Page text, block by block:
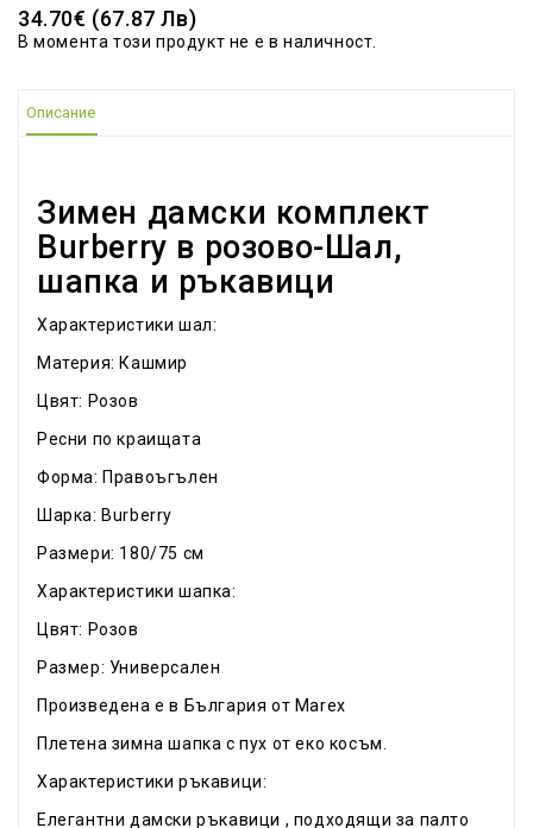
34.70€ (67.87 Лв)
В момента този продукт не е в наличност.
Описание
Зимен дамски комплект
Burberry в розово-Шал,
шапка и ръкавици
Характеристики шал:
Материя: Кашмир
Цвят: Розов
Ресни по краищата
Форма: Правоъгълен
Шарка: Burberry
Размери: 180/75 см
Характеристики шапка:
Цвят: Розов
Размер: Универсален
Произведена е в България от Marex
Плетена зимна шапка с пух от еко косъм.
Характеристики ръкавици:
Елегантни дамски ръкавици , подходящи за палто